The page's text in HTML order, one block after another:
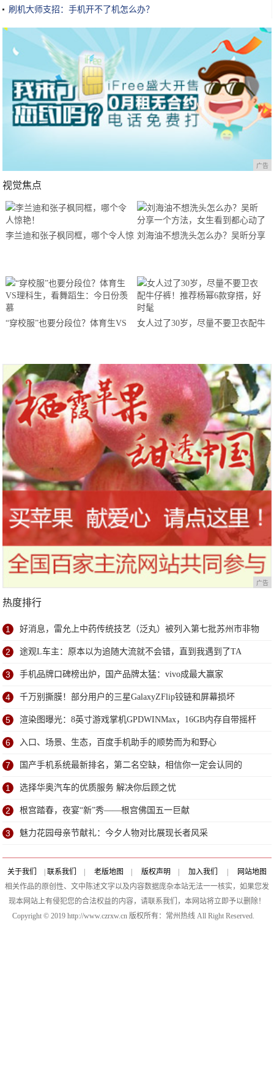
刷机大师支招：手机开不了机怎么办？
广告
视觉焦点
李兰迪和张子枫同框，哪个令人惊 刘海油不想洗头怎么办？吴昕分享
“穿校服”也要分段位？体育生VS
女人过了30岁，尽量不要卫衣配牛
广告
热度排行
1 好消息，雷允上中药传统技艺（泛丸）被列入第七批苏州市非物
质文化遗产代表性项目名录
2 途观L车主：原本以为追随大流就不会错，直到我遇到了TA
3 手机品牌口碑榜出炉，国产品牌太猛：vivo成最大赢家
4 千万别撕膜！部分用户的三星GalaxyZFlip铰链和屏幕损坏
5 渲染图曝光：8英寸游戏掌机GPDWINMax，16GB内存自带摇杆
6 入口、场景、生态，百度手机助手的顺势而为和野心
7 国产手机系统最新排名，第二名空缺，相信你一定会认同的
1 选择华奥汽车的优质服务 解决你后顾之忧
2 根宫踏春，夜宴“新”秀——根宫佛国五一巨献
3 魅力花园母亲节献礼：今夕人物对比展现长者风采
关于我们 联系我们 老版地图 版权声明 加入我们
网站地图
相关作品的原创性、文中陈述文字以及内容数据庞杂本站无法一一核实，如果您发
现本网站上有侵犯您的合法权益的内容，请联系我们，本网站将立即予以删除！
Copyright © 2019 http://www.czrxw.cn 版权所有：常州热线 All Right Reserved.